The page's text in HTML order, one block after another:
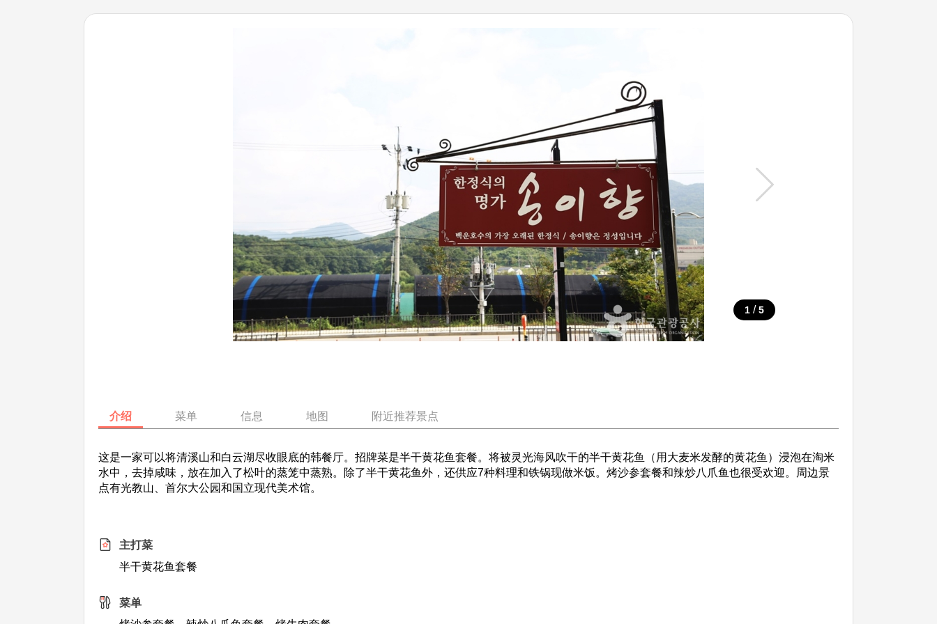
1 / 5
介绍 菜单 信息 地图 附近推荐景点
这是一家可以将清溪山和白云湖尽收眼底的韩餐厅。招牌菜是半干黄花鱼套餐。将被灵光海风吹干的半干黄花鱼（用大麦米发酵的黄花鱼）浸泡在淘米
水中，去掉咸味，放在加入了松叶的蒸笼中蒸熟。除了半干黄花鱼外，还供应7种料理和铁锅现做米饭。烤沙参套餐和辣炒八爪鱼也很受欢迎。周边景
点有光教山、首尔大公园和国立现代美术馆。
主打菜
半干黄花鱼套餐
菜单